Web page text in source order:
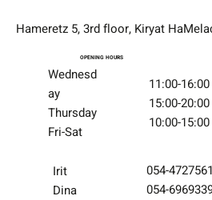
Hameretz 5, 3rd floor, Kiryat
Irit
Dina
054-4727561
054-
OPENING HOURS
Wednesd
ay
Thursday
Fri-Sat
11:00-16:00
15:00-20:00
10:00-15:00